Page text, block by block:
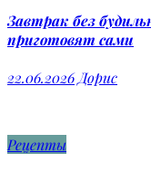
Завтрак без
приготовят сами
22.06.2026 Дорис
Рецепты